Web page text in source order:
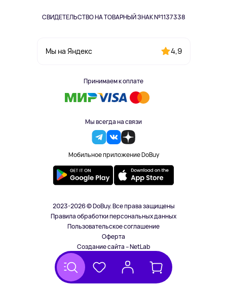
СВИДЕТЕЛЬСТВО НА ТОВАРНЫЙ ЗНАК №1137338
Мы на Яндекс 4,9
Принимаем к оплате
Мы всегда на связи
Мобильное приложение DoBuy
2023-2026 © DoBuy. Все права защищены
Правила обработки персональных данных
Пользовательское соглашение
Оферта
Создание сайта – NetLab